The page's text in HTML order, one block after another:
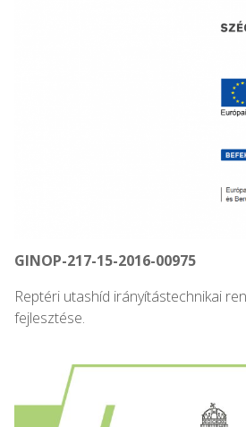
GINOP-217-15-2016-00975
Reptéri utashíd irányítástechnikai
fejlesztése.